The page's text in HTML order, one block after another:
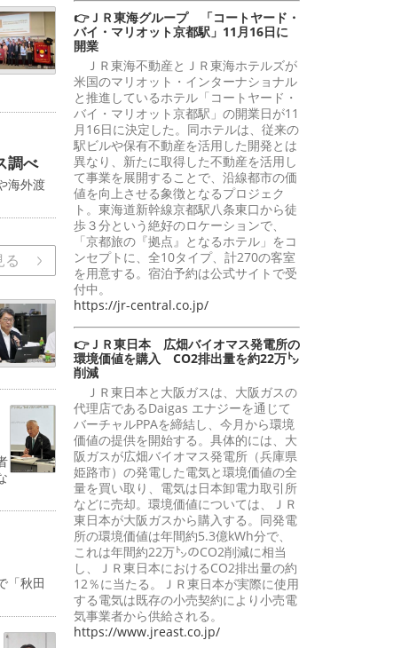
調べ
海外渡
る
「秋田
👉ＪＲ東海グループ 「コートヤード・
バイ・マリオット京都駅」11月16日に
開業
ＪＲ東海不動産とＪＲ東海ホテルズが
米国のマリオット・インターナショナル
と推進しているホテル「コートヤード・
バイ・マリオット京都駅」の開業日が11
月16日に決定した。同ホテルは、従来の
駅ビルや保有不動産を活用した開発とは
異なり、新たに取得した不動産を活用し
て事業を展開することで、沿線都市の価
値を向上させる象徴となるプロジェク
ト。東海道新幹線京都駅八条東口から徒
歩３分という絶好のロケーションで、
「京都旅の『拠点』となるホテル」をコ
ンセプトに、全10タイプ、計270の客室
を用意する。宿泊予約は公式サイトで受
付中。
https://jr-central.co.jp/
👉ＪＲ東日本 広畑バイオマス発電所の
環境価値を購入 CO2排出量を約22万㌧
削減
ＪＲ東日本と大阪ガスは、大阪ガスの
代理店であるDaigas エナジーを通じて
バーチャルPPAを締結し、今月から環境
価値の提供を開始する。具体的には、大
阪ガスが広畑バイオマス発電所（兵庫県
姫路市）の発電した電気と環境価値の全
量を買い取り、電気は日本卸電力取引所
などに売却。環境価値については、ＪＲ
東日本が大阪ガスから購入する。同発電
所の環境価値は年間約5.3億kWh分で、
これは年間約22万㌧のCO2削減に相当
し、ＪＲ東日本におけるCO2排出量の約
12％に当たる。ＪＲ東日本が実際に使用
する電気は既存の小売契約により小売電
気事業者から供給される。
https://www.jreast.co.jp/